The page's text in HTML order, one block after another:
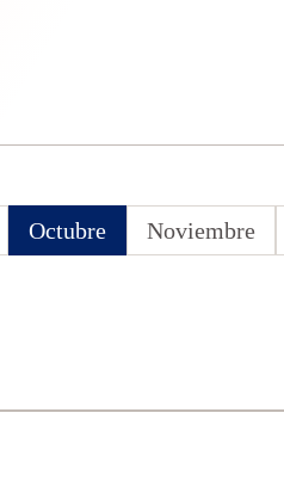
Octubre Noviembre